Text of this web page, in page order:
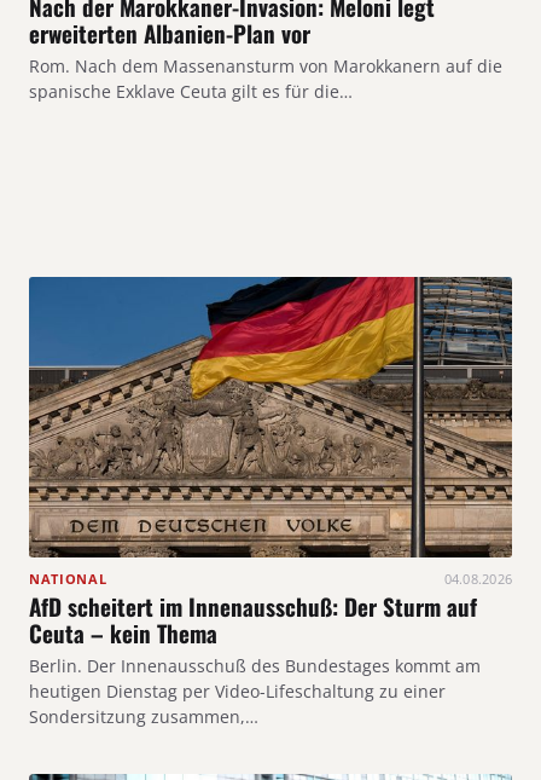
erweiterten Albanien-Plan vor
Rom. Nach dem Massenansturm von Marokkanern auf die
spanische Exklave Ceuta gilt es für die…
NATIONAL 04.08.2026
AfD scheitert im Innenausschuß: Der Sturm auf
Ceuta – kein Thema
Berlin. Der Innenausschuß des Bundestages kommt am
heutigen Dienstag per Video-Lifeschaltung zu einer
Sondersitzung zusammen,…